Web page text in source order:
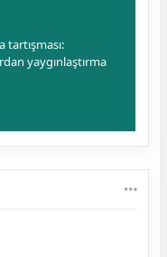
tartışması:
yaygınlaştırma